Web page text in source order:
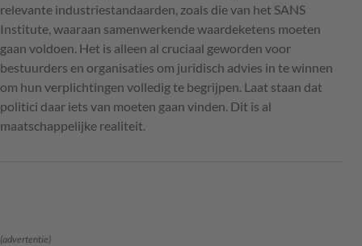
relevante industriestandaarden, zoals die van het SANS
Institute, waaraan samenwerkende waardeketens moeten
gaan voldoen. Het is alleen al cruciaal geworden voor
bestuurders en organisaties om juridisch advies in te winnen
om hun verplichtingen volledig te begrijpen. Laat staan dat
politici daar iets van moeten gaan vinden. Dit is al
maatschappelijke realiteit.
(advertentie)